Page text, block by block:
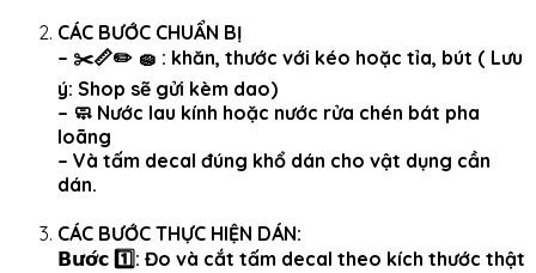
CÁC BƯỚC CHUẨN BỊ
– ✂️📏✏️ 🧽 : khăn, thước với kéo hoặc tỉa, bút ( Lưu
ý: Shop sẽ gửi kèm dao)
– 🧼 Nước lau kính hoặc nước rửa chén bát pha
loãng
– Và tấm decal đúng khổ dán cho vật dụng cần
dán.
CÁC BƯỚC THỰC HIỆN DÁN:
𝗕𝘂̛𝗼̛́𝗰 1️⃣: Đo và cắt tấm decal theo kích thước thật